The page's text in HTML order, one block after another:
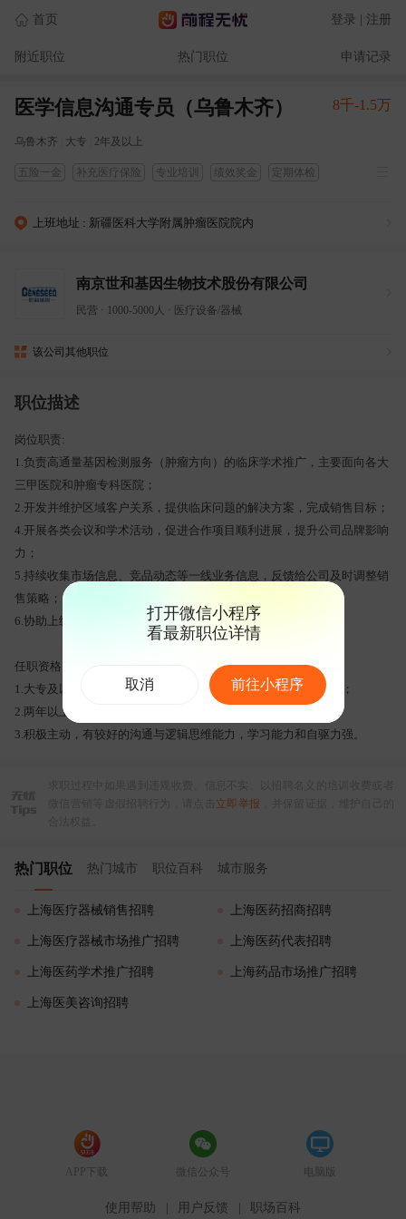
首页 登录 | 注册
附近职位 热门职位 申请记录
医学信息沟通专员（乌鲁木齐） 8千-1.5万
乌鲁木齐 大专 2年及以上
五险一金 补充医疗保险 专业培训 绩效奖金
定期体检
上班地址 : 新疆医科大学附属肿瘤医院院内
南京世和基因生物技术股份有限公司
民营 1000-5000人 医疗设备/器械
该公司其他职位
职位描述
岗位职责:
1.负责高通量基因检测服务（肿瘤方向）的临床学术推广，主要面向各大
三甲医院和肿瘤专科医院；
2.开发并维护区域客户关系，提供临床问题的解决方案，完成销售目标；
4.开展各类会议和学术活动，促进合作项目顺利进展，提升公司品牌影响
力；
5.持续收集市场信息、竞品动态等一线业务信息，反馈给公司及时调整销
售策略；
6.协助上级完成公司安排的其他工作。
任职资格:
1.大专及以上学历，生物类、药学类、市场营销类相关专业优先；
2.两年以上临床销售工作经验，肿瘤产品相关经验者优先；
3.积极主动，有较好的沟通与逻辑思维能力，学习能力和自驱力强。
立即举报
热门职位 热门城市 职位百科 城市服务
上海医疗器械销售招聘 上海医药招商招聘
上海医疗器械市场推广招聘 上海医药代表招聘
上海医药学术推广招聘 上海药品市场推广招聘
上海医美咨询招聘
打开微信小程序
看最新职位详情
取消 前往小程序
APP下载 微信公众号 电脑版
使用帮助 用户反馈 职场百科